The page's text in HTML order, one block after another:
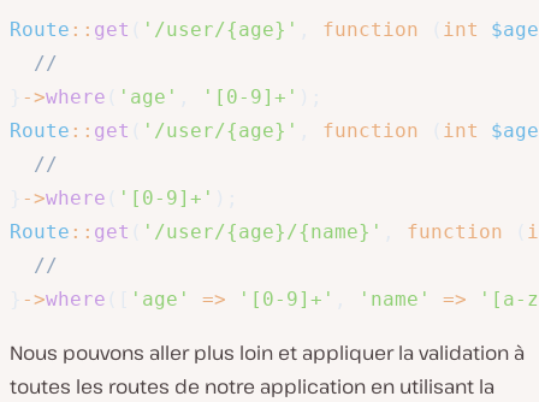
Route :: get '/user/{age}' function int
$age
//
->where 'age' '[0-9]+'
Route :: get '/user/{age}' function int
$age
//
->where '[0-9]+'
Route :: get '/user/{age}/{name}' function
//
->where 'age' => '[0-9]+' 'name' => '[a-
Nous pouvons aller plus loin et appliquer la validation à
toutes les routes de notre application en utilisant la